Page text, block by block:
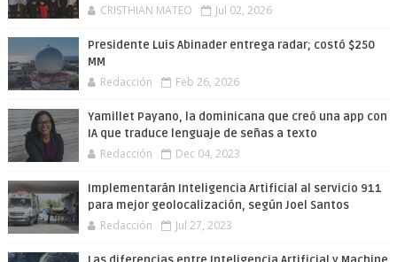
CRISTHIAN MATEO Jul 02, 2026
Presidente Luis Abinader entrega radar; costó $250
MM
Redacción Feb 26, 2026
Yamillet Payano, la dominicana que creó una app con
IA que traduce lenguaje de señas a texto
Redacción Dec 04, 2023
Implementarán Inteligencia Artificial al servicio 911
para mejor geolocalización, según Joel Santos
Redacción Jul 27, 2023